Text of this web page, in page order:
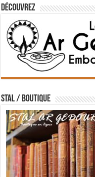
Découvrez
STAL / BOUTIQUE